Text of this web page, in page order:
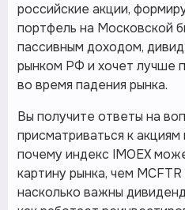
российские акции,
портфель на Московской
пассивным доходом,
рынком РФ и хочет лучше
во время падения рынка.
Вы получите ответы на
присматриваться к
почему индекс IMOEX
картину рынка, чем
насколько важны